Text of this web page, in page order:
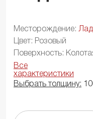
Месторождение:
Цвет: Розовый
Поверхность:
Все
характеристики
Выбрать толщину: